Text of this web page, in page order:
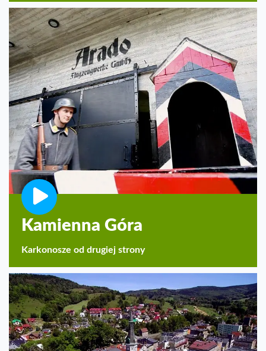
Kamienna Góra
Karkonosze od drugiej strony